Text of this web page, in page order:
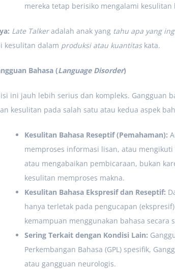
mereka tetap berisiko mengalami
Late Talkeradalah anak yang tahu apa yang
kesulitan dalam produksi atau kuantitaskata.
Bahasa (Language Disorder)
ini jauh lebih serius dan kompleks. Gangguan
kesulitan pada salah satu atau kedua aspek
Kesulitan Bahasa Reseptif (Pemahaman):
memproses informasi lisan, atau
atau mengabaikan pembicaraan, bukan
kesulitan memproses makna.
Kesulitan Bahasa Ekspresif dan Reseptif:
hanya terletak pada pengucapan
kemampuan menggunakan bahasa secara
Sering Terkait dengan Kondisi Lain:
Perkembangan Bahasa (GPL) spesifik,
atau gangguan neurologis.